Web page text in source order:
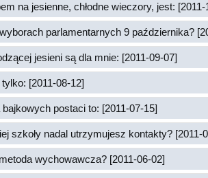
na jesienne, chłodne wieczory, jest: [2011-
parlamentarnych 9 października?
jesieni są dla mnie: [2011-09-07]
[2011-08-12]
postaci to: [2011-07-15]
szkoły nadal utrzymujesz kontakty? [2011-
wychowawcza? [2011-06-02]